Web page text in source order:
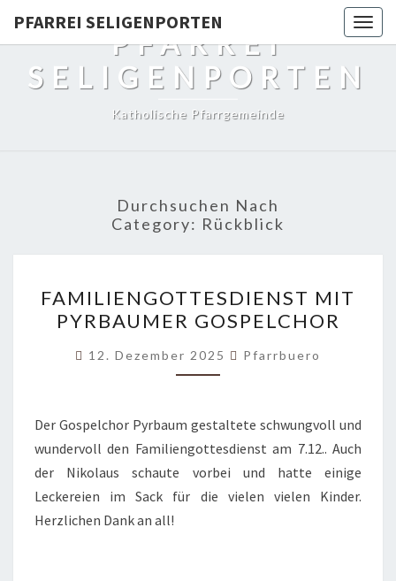
PFARREI SELIGENPORTEN
PFARREI
SELIGENPORTEN
Katholische Pfarrgemeinde
Durchsuchen Nach
Category: Rückblick
MIT
PYRBAUMER
GOSPELCHOR
FAMILIENGOTTESDIENST MIT
PYRBAUMER GOSPELCHOR
12. Dezember 2025 Pfarrbuero
Der Gospelchor Pyrbaum gestaltete schwungvoll und
wundervoll den Familiengottesdienst am 7.12.. Auch
der Nikolaus schaute vorbei und hatte einige
Leckereien im Sack für die vielen vielen Kinder.
Herzlichen Dank an all!